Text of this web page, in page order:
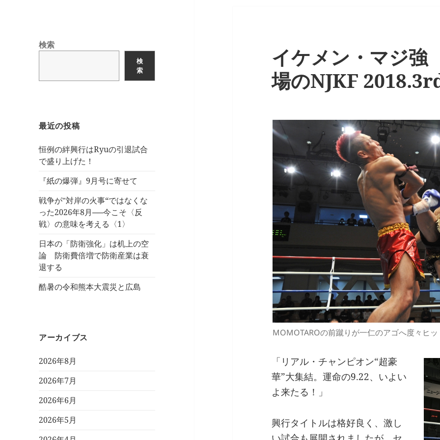
検索
検
索
最近の投稿
恒例の絆興行はRyuの引退試合
で盛り上げた！
『紙の爆弾』9月号に寄せて
戦争が‟対岸の火事“ではなくな
った2026年8月──今こそ〈反
戦〉の意味を考える〈1〉
日本の「防衛強化」は机上の空
論 防衛費倍増で防衛産業は衰
退する
酷暑の令和熊本大震災と広島
アーカイブス
2026年8月
2026年7月
2026年6月
2026年5月
イケメン・マジ
場のNJKF
MOMOTAROの前蹴りが一仁のアゴへ度々ヒッ
「リアル・チャンピオン“超豪
華”大集結。運命の9.22、いよい
よ来たる！」
興行タイトルは格好良く、激し